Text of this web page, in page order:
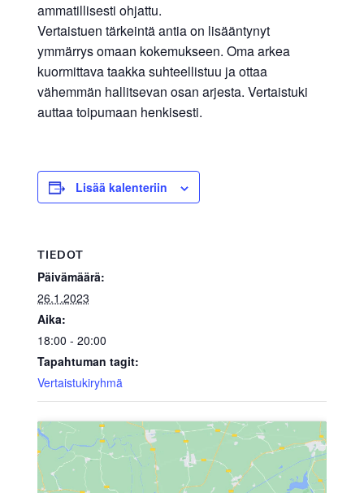
ammatillisesti ohjattu.
Vertaistuen tärkeintä antia on lisääntynyt
ymmärrys omaan kokemukseen. Oma arkea
kuormittava taakka suhteellistuu ja ottaa
vähemmän hallitsevan osan arjesta. Vertaistuki
auttaa toipumaan henkisesti.
Lisää kalenteriin
TIEDOT
Päivämäärä:
26.1.2023
Aika:
18:00 - 20:00
Tapahtuman tagit:
Vertaistukiryhmä